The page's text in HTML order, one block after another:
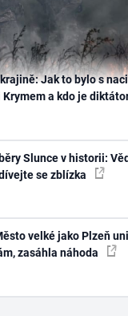
Jak to bylo s
a kdo je
Slunce v historii:
se zblízka
velké jako Plzeň
zasáhla náhoda